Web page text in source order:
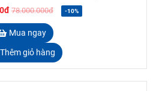
78.000.000đ -10%
Mua ngay
Thêm giỏ hàng